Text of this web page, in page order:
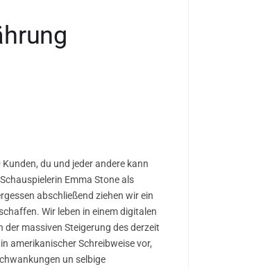
du und jeder andere kann
Emma Stone als
abschließend ziehen wir ein
Wir leben in einem digitalen
der massiven Steigerung des derzeit
amerikanischer Schreibweise vor,
un selbige